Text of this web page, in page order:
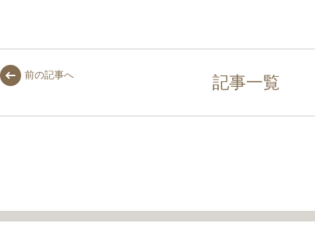
前の記事へ 記事一覧